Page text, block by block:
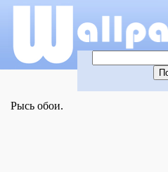
Рысь обои.